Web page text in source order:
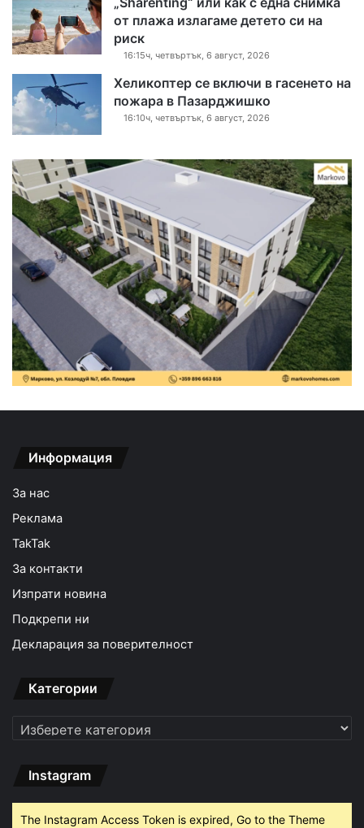
от плажа излагаме детето си на
риск
16:15ч, четвъртък, 6 август, 2026
Хеликоптер се включи в гасенето на
пожара в Пазарджишко
16:10ч, четвъртък, 6 август, 2026
Информация
За нас
Реклама
TakTak
За контакти
Изпрати новина
Подкрепи ни
Декларация за поверителност
Категории
Категории
Instagram
The Instagram Access Token is expired, Go to the Theme